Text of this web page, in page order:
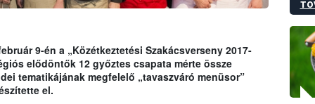
9-én a „Közétkeztetési Szakácsverseny 2017-
elődöntők 12 győztes csapata mérte össze
tematikájának megfelelő „tavaszváró menüsor”
el.
Az